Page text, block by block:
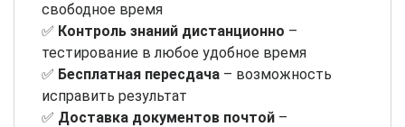
свободное время
✅ Контроль знаний дистанционно –
тестирование в любое удобное время
✅ Бесплатная пересдача – возможность
исправить результат
✅ Доставка документов почтой –